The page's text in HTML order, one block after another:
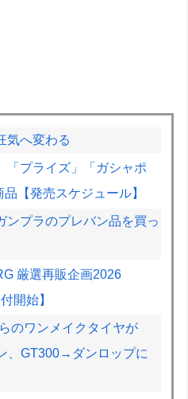
気へ変わる
「プライズ」「ガシャポ
【発売スケジュール】
ンプラのプレバン品を買っ
厳選再販企画2026
開始】
のワンメイクタイヤが
、GT300→ダンロップに